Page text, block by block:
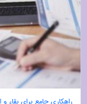
راهکاری جامع برای